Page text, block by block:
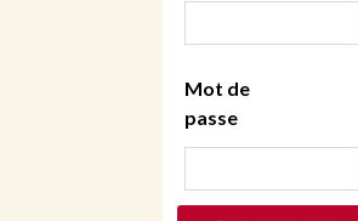
Mot de
passe